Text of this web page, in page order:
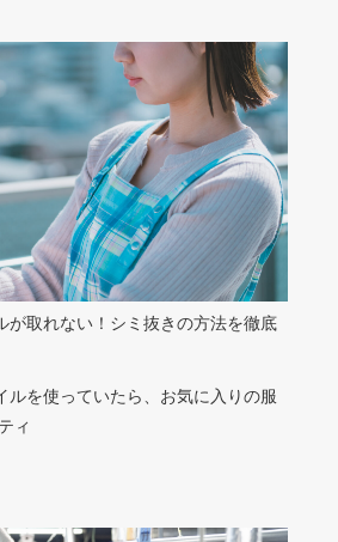
が取れない！シミ抜きの方法を徹底
ルを使っていたら、お気に入りの服
ィ